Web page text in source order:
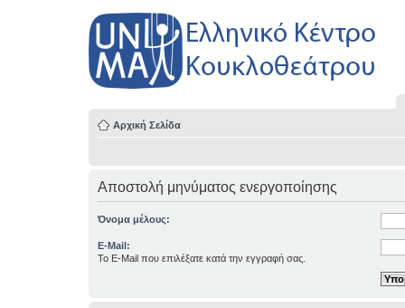
Αρχική Σελίδα
Αποστολή μηνύματος ενεργοποίησης
Όνομα μέλους:
E-Mail:
Το E-Mail που επιλέξατε κατά την εγγραφή σας.